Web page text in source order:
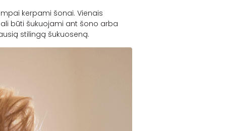
kerpami šonai. Vienais
būti šukuojami ant šono arba
stilingą šukuoseną.